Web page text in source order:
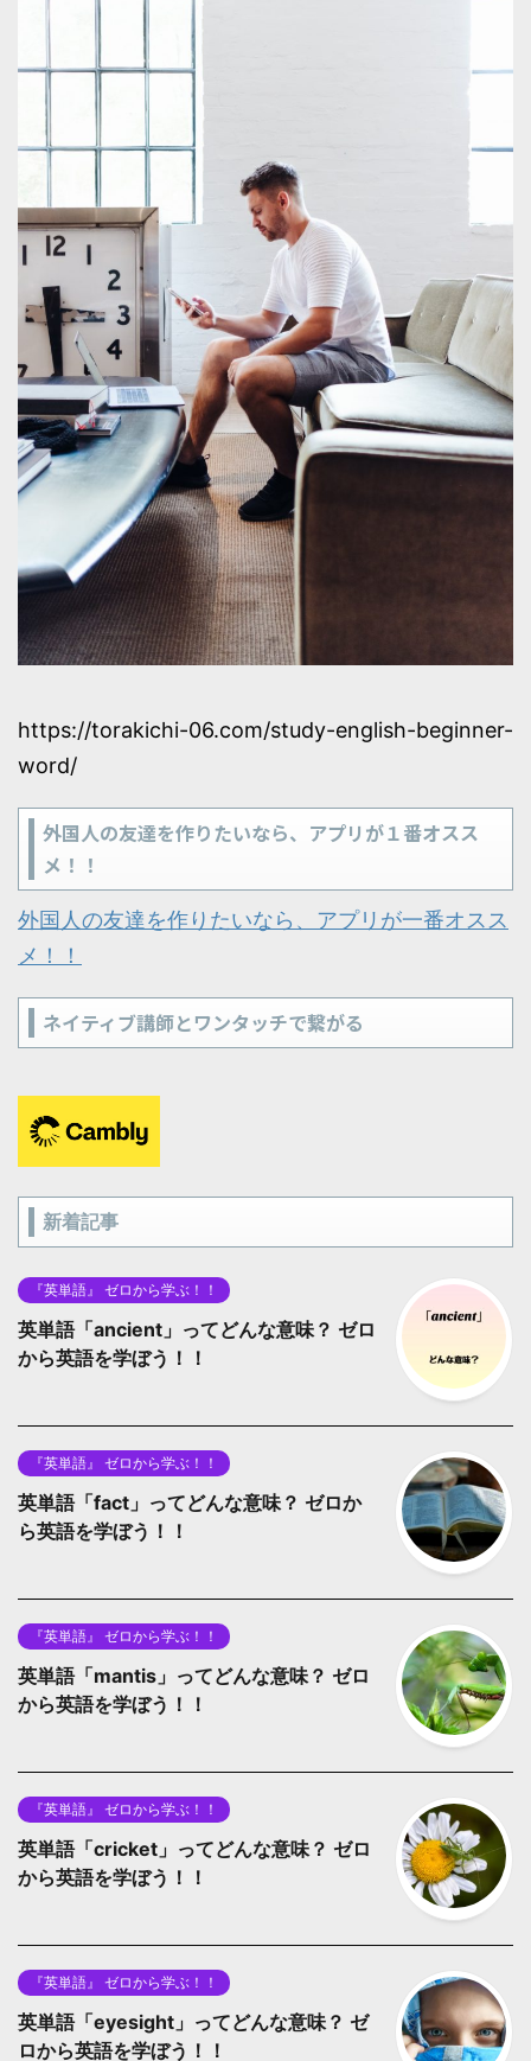
https://torakichi-06.com/study-english-beginner-
word/
外国人の友達を作りたいなら、アプリが１番オスス
メ！！
外国人の友達を作りたいなら、アプリが一番オスス
メ！！
ネイティブ講師とワンタッチで繋がる
新着記事
『英単語』 ゼロから学ぶ！！
英単語「ancient」ってどんな意味？ ゼロ
から英語を学ぼう！！
『英単語』 ゼロから学ぶ！！
英単語「fact」ってどんな意味？ ゼロか
ら英語を学ぼう！！
『英単語』 ゼロから学ぶ！！
英単語「mantis」ってどんな意味？ ゼロ
から英語を学ぼう！！
『英単語』 ゼロから学ぶ！！
英単語「cricket」ってどんな意味？ ゼロ
から英語を学ぼう！！
『英単語』 ゼロから学ぶ！！
英単語「eyesight」ってどんな意味？ ゼ
ロから英語を学ぼう！！